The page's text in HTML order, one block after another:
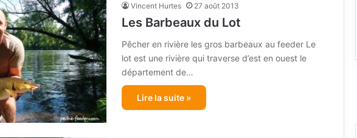
Vincent Hurtes 27 août 2013
Les Barbeaux du Lot
Pêcher en rivière les gros barbeaux au feeder Le
lot est une rivière qui traverse d’est en ouest le
département de…
Lire la suite »